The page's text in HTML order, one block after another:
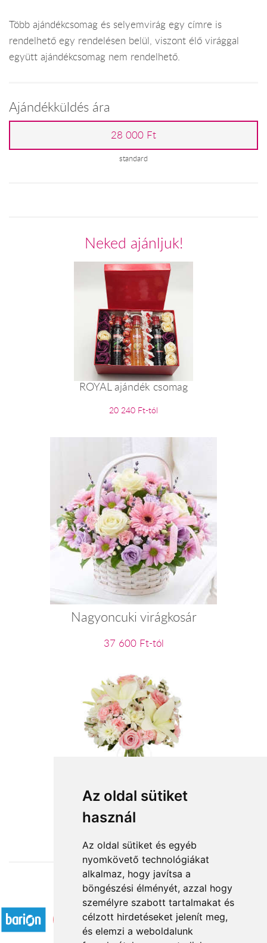
Az oldal sütiket
használ
Az oldal sütiket és egyéb
nyomkövető technológiákat
alkalmaz, hogy javítsa a
böngészési élményét, azzal hogy
személyre szabott tartalmakat és
célzott hirdetéseket jelenít meg,
és elemzi a weboldalunk
Több ajándékcsomag és selyemvirág egy címre is
rendelhető egy rendelésen belül, viszont élő virággal
együtt ajándékcsomag nem rendelhető.
Ajándékküldés ára
28 000 Ft
standard
Neked ajánljuk!
ROYAL ajándék csomag
20 240 Ft-tól
Nagyoncuki virágkosár
37 600 Ft-tól
Anyák napi ölelés
27 600 Ft-tól
Elfogadott fizetési módok